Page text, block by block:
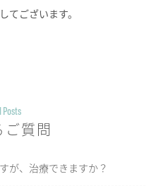
てございます。
Posts
ご質問
が、治療できますか？